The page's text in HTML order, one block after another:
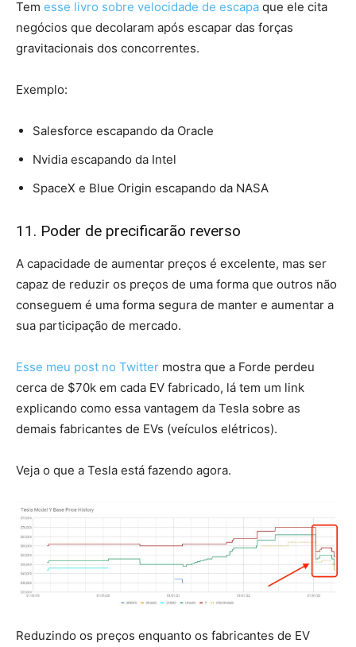
Tem esse livro sobre velocidade de escapa que ele cita
negócios que decolaram após escapar das forças
gravitacionais dos concorrentes.
Exemplo:
Salesforce escapando da Oracle
Nvidia escapando da Intel
SpaceX e Blue Origin escapando da NASA
11. Poder de precificarão reverso
A capacidade de aumentar preços é excelente, mas ser
capaz de reduzir os preços de uma forma que outros não
conseguem é uma forma segura de manter e aumentar a
sua participação de mercado.
Esse meu post no Twitter mostra que a Forde perdeu
cerca de $70k em cada EV fabricado, lá tem um link
explicando como essa vantagem da Tesla sobre as
demais fabricantes de EVs (veículos elétricos).
Veja o que a Tesla está fazendo agora.
Reduzindo os preços enquanto os fabricantes de EV